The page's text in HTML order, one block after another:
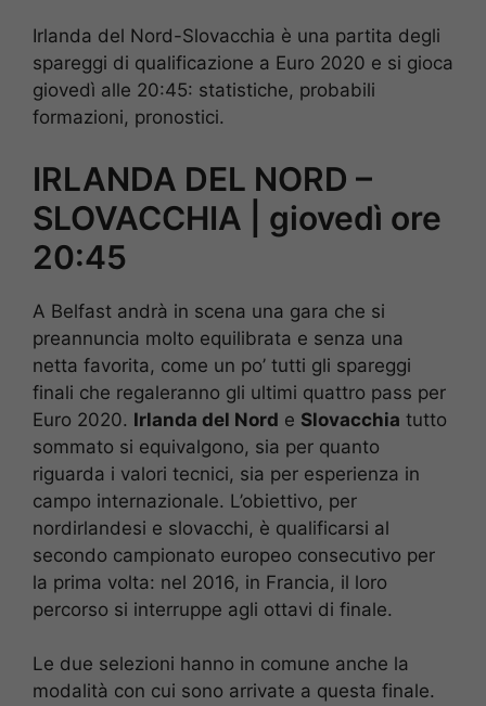
Irlanda del Nord-Slovacchia è una partita degli
spareggi di qualificazione a Euro 2020 e si gioca
giovedì alle 20:45: statistiche, probabili
formazioni, pronostici.
IRLANDA DEL NORD –
SLOVACCHIA | giovedì ore
20:45
A Belfast andrà in scena una gara che si
preannuncia molto equilibrata e senza una
netta favorita, come un po’ tutti gli spareggi
finali che regaleranno gli ultimi quattro pass per
Euro 2020. Irlanda del Nord e Slovacchia tutto
sommato si equivalgono, sia per quanto
riguarda i valori tecnici, sia per esperienza in
campo internazionale. L’obiettivo, per
nordirlandesi e slovacchi, è qualificarsi al
secondo campionato europeo consecutivo per
la prima volta: nel 2016, in Francia, il loro
percorso si interruppe agli ottavi di finale.
Le due selezioni hanno in comune anche la
modalità con cui sono arrivate a questa finale.